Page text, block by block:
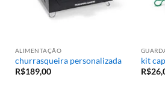
ALIMENTAÇÃO
churrasqueira personalizada
R$189,00
kit
R$